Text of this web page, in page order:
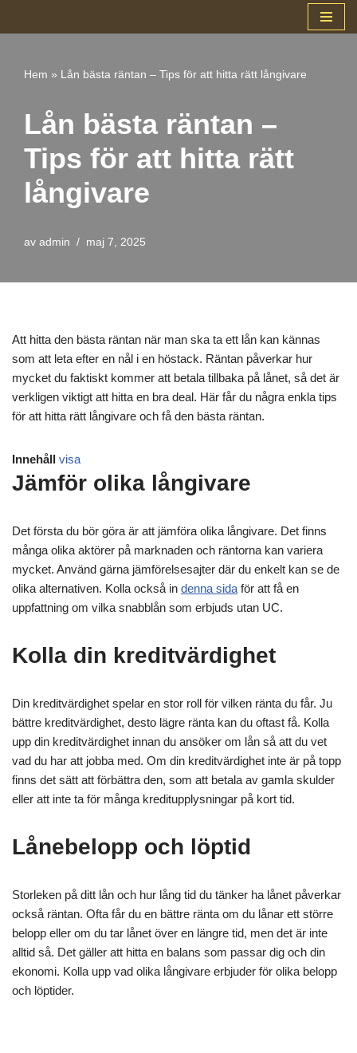
innehåll
Hem » Lån bästa räntan – Tips för att hitta rätt långivare
Lån bästa räntan –
Tips för att hitta rätt
långivare
av admin maj 7, 2025
Att hitta den bästa räntan när man ska ta ett lån kan kännas
som att leta efter en nål i en höstack. Räntan påverkar hur
mycket du faktiskt kommer att betala tillbaka på lånet, så det är
verkligen viktigt att hitta en bra deal. Här får du några enkla tips
för att hitta rätt långivare och få den bästa räntan.
Innehåll visa
Jämför olika långivare
Det första du bör göra är att jämföra olika långivare. Det finns
många olika aktörer på marknaden och räntorna kan variera
mycket. Använd gärna jämförelsesajter där du enkelt kan se de
olika alternativen. Kolla också in denna sida för att få en
uppfattning om vilka snabblån som erbjuds utan UC.
Kolla din kreditvärdighet
Din kreditvärdighet spelar en stor roll för vilken ränta du får. Ju
bättre kreditvärdighet, desto lägre ränta kan du oftast få. Kolla
upp din kreditvärdighet innan du ansöker om lån så att du vet
vad du har att jobba med. Om din kreditvärdighet inte är på topp
finns det sätt att förbättra den, som att betala av gamla skulder
eller att inte ta för många kreditupplysningar på kort tid.
Lånebelopp och löptid
Storleken på ditt lån och hur lång tid du tänker ha lånet påverkar
också räntan. Ofta får du en bättre ränta om du lånar ett större
belopp eller om du tar lånet över en längre tid, men det är inte
alltid så. Det gäller att hitta en balans som passar dig och din
ekonomi. Kolla upp vad olika långivare erbjuder för olika belopp
och löptider.